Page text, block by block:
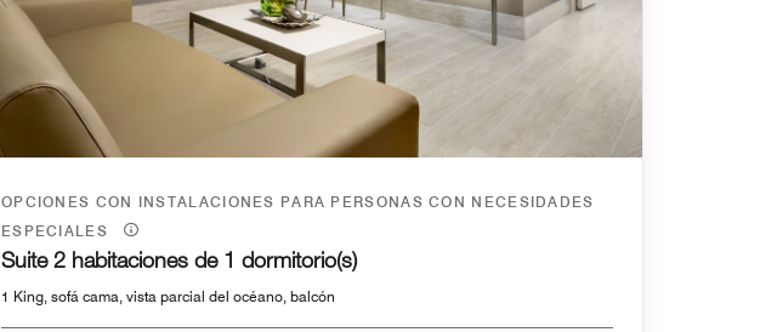
OPCIONES CON INSTALACIONES PARA PERSONAS CON NECESIDADES
ESPECIALES
Suite 2 habitaciones de 1 dormitorio(s)
1 King, sofá cama, vista parcial del océano, balcón